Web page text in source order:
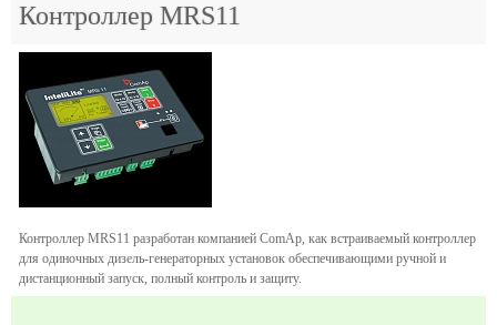
Контроллер MRS11
Контроллер MRS11 разработан компанией ComAp, как встраиваемый контроллер
для одиночных дизель-генераторных установок обеспечивающими ручной и
дистанционный запуск, полный контроль и защиту.